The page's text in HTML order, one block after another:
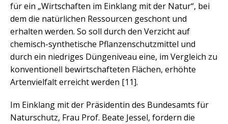
für ein „Wirtschaften im Einklang mit der Natur“, bei
dem die natürlichen Ressourcen geschont und
erhalten werden. So soll durch den Verzicht auf
chemisch-synthetische Pflanzenschutzmittel und
durch ein niedriges Düngeniveau eine, im Vergleich zu
konventionell bewirtschafteten Flächen, erhöhte
Artenvielfalt erreicht werden [11].
Im Einklang mit der Präsidentin des Bundesamts für
Naturschutz, Frau Prof. Beate Jessel, fordern die